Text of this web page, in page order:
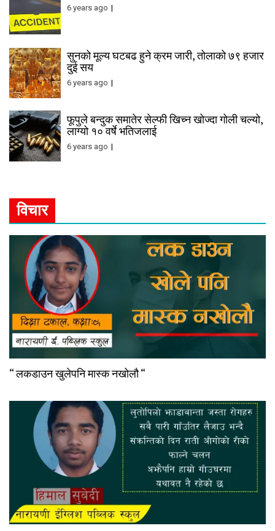
6 years ago
सुनको मूल्य घटबढ हुने क्रम जारी, तोलाको ७९ हजार
दुई सय
6 years ago
फूपुले बन्दुक समातेर सेल्फी खिच्न खोज्दा गोली चल्यो,
लाग्यो १० वर्षे भतिजलाई
6 years ago
विचार
“ लकडाउन खुलेपनि मास्क नखोलौ “